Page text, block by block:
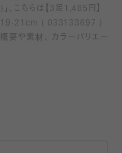
こちらは【3足1,485円】
/ 19-21cm ( 033133697 )
要や素材、 カラーバリエー